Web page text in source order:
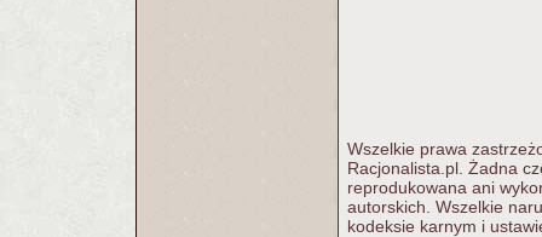
Wszelkie prawa
Racjonalista.pl. Żadna
reprodukowana ani
autorskich. Wszelkie
kodeksie karnym i